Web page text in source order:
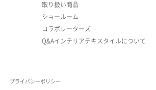
取り扱い商品
ショールーム
コラボレーターズ
Q&Aインテリアテキスタイルについて
プライバシーポリシー